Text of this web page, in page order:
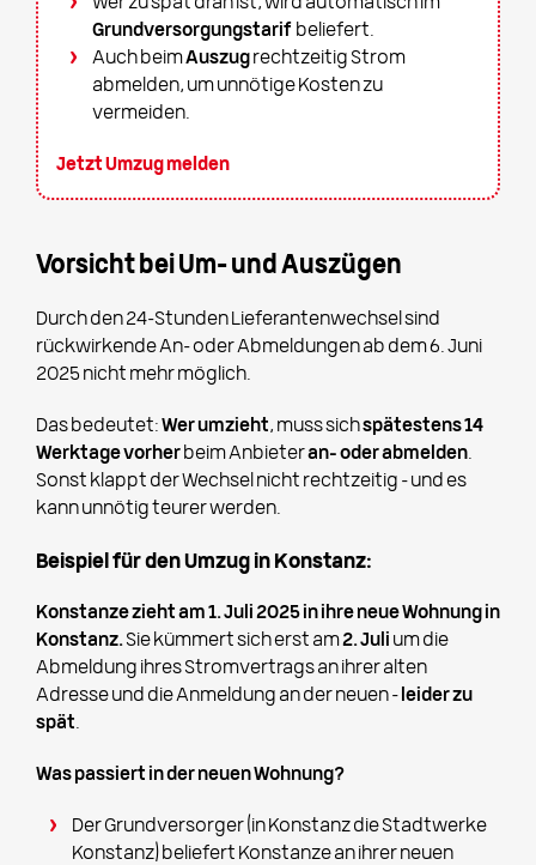
Grundversorgungstarif beliefert.
Auch beimAuszugrechtzeitig Strom
abmelden, um unnötige Kosten zu
vermeiden.
Jetzt Umzug melden
Vorsicht bei Um- und Auszügen
Durch den 24-Stunden Lieferantenwechsel sind
rückwirkende An- oder Abmeldungen ab dem 6. Juni
2025 nicht mehr möglich.
Das bedeutet:Wer umzieht, muss sichspätestens 14
Werktage vorherbeim Anbieteran- oder abmelden.
Sonst klappt der Wechsel nicht rechtzeitig – und es
kann unnötig teurer werden.
Beispiel für den Umzug in Konstanz:
Konstanze zieht am 1. Juli 2025 in ihre neue Wohnung in
Konstanz.Sie kümmert sich erst am2. Juli um die
Abmeldung ihres Stromvertrags an ihrer alten
Adresse und die Anmeldung an der neuen – leider zu
spät.
Was passiert in der neuen Wohnung?
Der Grundversorger (in Konstanz die Stadtwerke
Konstanz) beliefert Konstanze an ihrer neuen